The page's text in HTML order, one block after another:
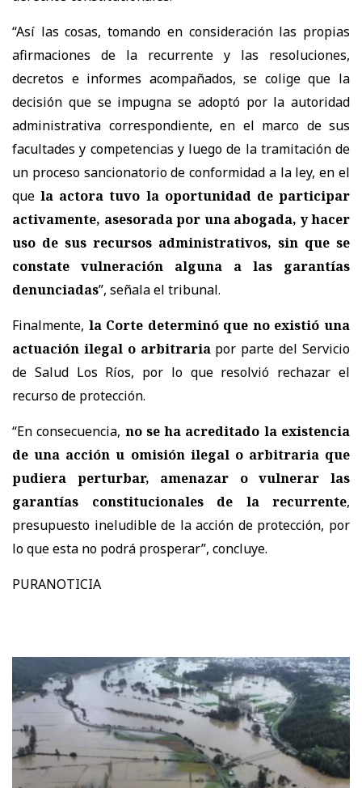
“Así las cosas, tomando en consideración las propias
afirmaciones de la recurrente y las resoluciones,
decretos e informes acompañados, se colige que la
decisión que se impugna se adoptó por la autoridad
administrativa correspondiente, en el marco de sus
facultades y competencias y luego de la tramitación de
un proceso sancionatorio de conformidad a la ley, en el
que la actora tuvo la oportunidad de participar
activamente, asesorada por una abogada, y hacer
uso de sus recursos administrativos, sin que se
constate vulneración alguna a las garantías
denunciadas”, señala el tribunal.
Finalmente, la Corte determinó que no existió una
actuación ilegal o arbitrariapor parte del Servicio
de Salud Los Ríos, por lo que resolvió rechazar el
recurso de protección.
“En consecuencia, no se ha acreditado la existencia
de una acción u omisión ilegal o arbitraria que
pudiera perturbar, amenazar o vulnerar las
garantías constitucionales de la recurrente,
presupuesto ineludible de la acción de protección, por
lo que esta no podrá prosperar”, concluye.
PURANOTICIA